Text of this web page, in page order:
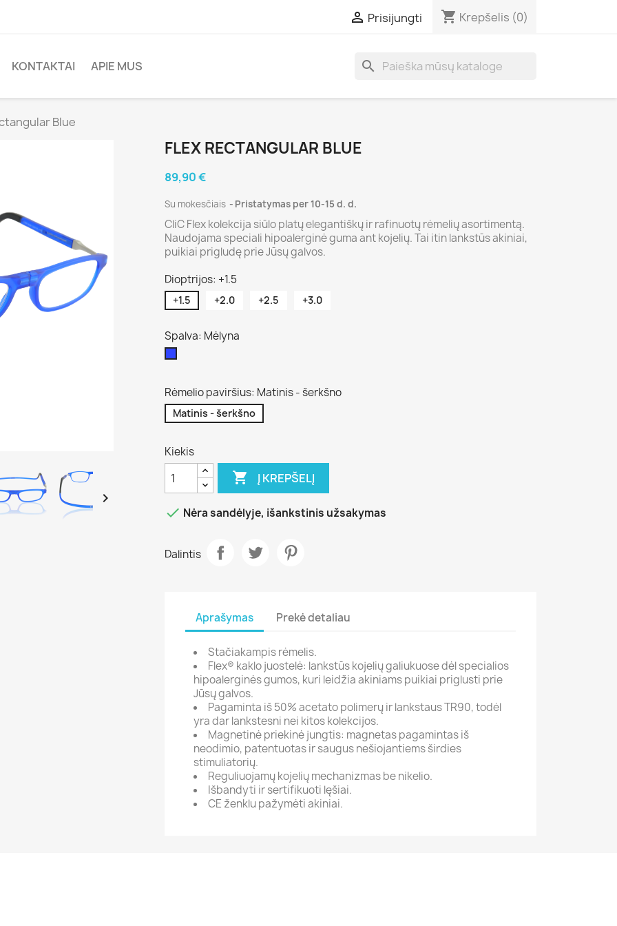
 Prisijungti shopping_cart Krepšelis (0)
KONTAKTAI APIE MUS search
Blue

FLEX RECTANGULAR BLUE
89,90 €
Su mokesčiais Pristatymas per 10-15 d. d.
CliC Flex kolekcija siūlo platų elegantiškų ir rafinuotų rėmelių asortimentą.
Naudojama speciali hipoalerginė guma ant kojelių. Tai itin lankstūs akiniai,
puikiai prigludę prie Jūsų galvos.
Dioptrijos: +1.5
+1.5 +2.0 +2.5 +3.0
Spalva: Mėlyna
Rėmelio paviršius: Matinis - šerkšno
Matinis - šerkšno
Kiekis
 Į KREPŠELĮ
 Nėra sandėlyje, išankstinis užsakymas
Dalintis
Aprašymas Prekė detaliau
Stačiakampis rėmelis.
Flex® kaklo juostelė: lankstūs kojelių galiukuose dėl specialios
hipoalerginės gumos, kuri leidžia akiniams puikiai priglusti prie
Jūsų galvos.
Pagaminta iš 50% acetato polimerų ir lankstaus TR90, todėl
yra dar lankstesni nei kitos kolekcijos.
Magnetinė priekinė jungtis: magnetas pagamintas iš
neodimio, patentuotas ir saugus nešiojantiems širdies
stimuliatorių.
Reguliuojamų kojelių mechanizmas be nikelio.
Išbandyti ir sertifikuoti lęšiai.
CE ženklu pažymėti akiniai.